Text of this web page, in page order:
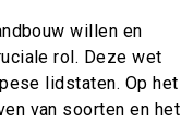
willen en
rol. Deze wet
lidstaten. Op het
van soorten en het